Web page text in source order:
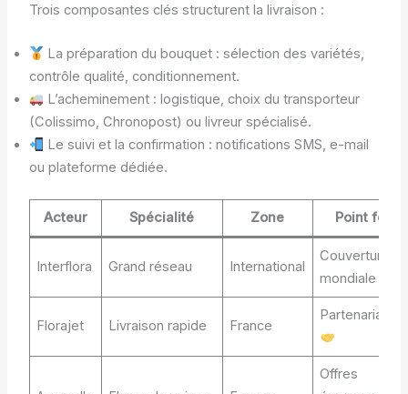
Trois composantes clés structurent la livraison :
La préparation du bouquet : sélection des variétés,
contrôle qualité, conditionnement.
L’acheminement : logistique, choix du transporteur
(Colissimo, Chronopost) ou livreur spécialisé.
Le suivi et la confirmation : notifications SMS, e-mail
ou plateforme dédiée.
Acteur Spécialité Zone Point fort
Interflora Grand réseau International
Couverture
mondiale
Florajet Livraison rapide France
Partenariat
Offres